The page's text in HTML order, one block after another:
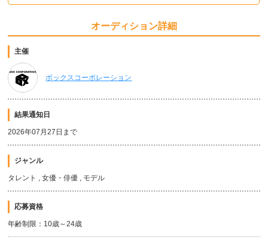
オーディション詳細
主催
ボックスコーポレーション
結果通知日
2026年07月27日まで
ジャンル
タレント , 女優・俳優 , モデル
応募資格
年齢制限：10歳～24歳